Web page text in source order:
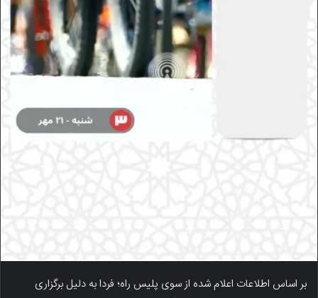
بر اساس اطلاعات اعلام شده از سوی پلیس راه؛ فردا به دلیل برگزاری